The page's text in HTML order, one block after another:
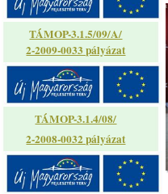
TÁMOP-3.1.5/09/A/
2-2009-0033 pályázat
TÁMOP-3.1.4/08/
2-2008-0032 pályázat